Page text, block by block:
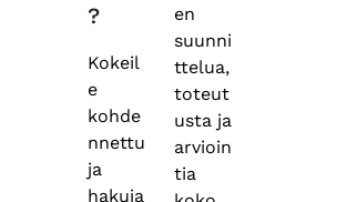
?
Kokeil
e
kohde
nnettu
ja
hakuja
en
suunni
ttelua,
toteut
usta ja
arvioin
tia